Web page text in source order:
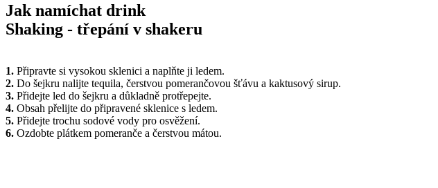
Jak namíchat drink
Shaking - třepání v shakeru
1. Připravte si vysokou sklenici a naplňte ji ledem.
2. Do šejkru nalijte tequila, čerstvou pomerančovou šťávu a kaktusový sirup.
3. Přidejte led do šejkru a důkladně protřepejte.
4. Obsah přelijte do připravené sklenice s ledem.
5. Přidejte trochu sodové vody pro osvěžení.
6. Ozdobte plátkem pomeranče a čerstvou mátou.